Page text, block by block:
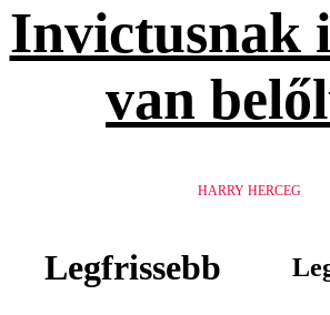
Invictusnak
van
HARRY HERCEG
Legfrissebb